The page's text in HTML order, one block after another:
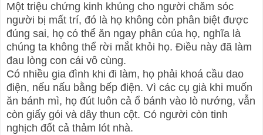
Một triệu chứng kinh khủng cho người chăm sóc
người bị mất trí, đó là họ không còn phân biệt được
đúng sai, họ có thể ăn ngay phân của họ, nghĩa là
chúng ta không thể rời mắt khỏi họ. Điều này đã làm
đau lòng con cái vô cùng.
Có nhiều gia đình khi đi làm, họ phải khoá cầu dao
điện, nếu nấu bằng bếp điện. Vì các cụ già khi muốn
ăn bánh mì, họ đút luôn cả ổ bánh vào lò nướng, vẫn
còn giấy gói và dây thun cột. Có người còn tinh
nghịch đốt cả thảm lót nhà.